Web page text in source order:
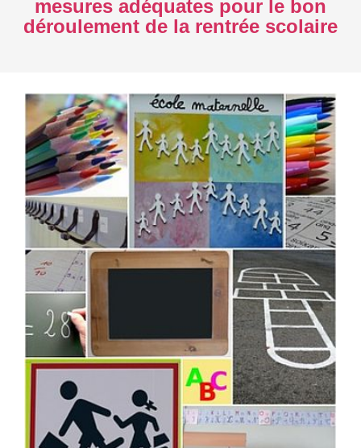
mesures adéquates pour le bon
déroulement de la rentrée scolaire